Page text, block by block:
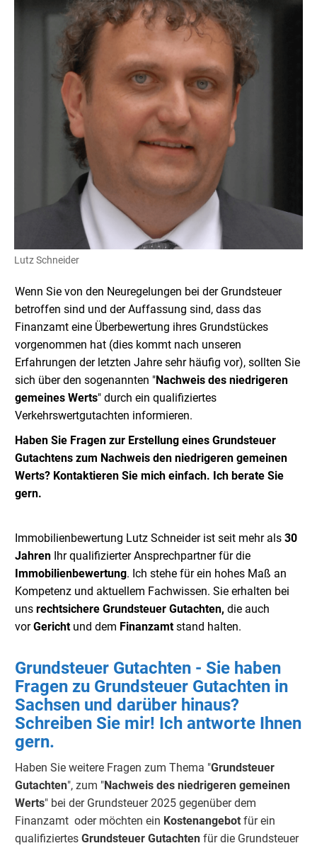
Lutz Schneider
Wenn Sie von den Neuregelungen bei der Grundsteuer
betroffen sind und der Auffassung sind, dass das
Finanzamt eine Überbewertung ihres Grundstückes
vorgenommen hat (dies kommt nach unseren
Erfahrungen der letzten Jahre sehr häufig vor), sollten Sie
sich über den sogenannten "Nachweis des niedrigeren
gemeines Werts" durch ein qualifiziertes
Verkehrswertgutachten informieren.
Haben Sie Fragen zur Erstellung eines Grundsteuer
Gutachtens zum Nachweis den niedrigeren gemeinen
Werts? Kontaktieren Sie mich einfach. Ich berate Sie
gern.
Immobilienbewertung Lutz Schneider ist seit mehr als 30
Jahren Ihr qualifizierter Ansprechpartner für die
Immobilienbewertung. Ich stehe für ein hohes Maß an
Kompetenz und aktuellem Fachwissen. Sie erhalten bei
uns rechtsichere Grundsteuer Gutachten, die auch
vorGerichtund dem Finanzamtstand halten.
Grundsteuer Gutachten - Sie haben
Fragen zu Grundsteuer Gutachten in
Sachsen und darüber hinaus?
Schreiben Sie mir! Ich antworte Ihnen
gern.
Haben Sie weitere Fragen zum Thema "Grundsteuer
Gutachten", zum "Nachweis des niedrigeren gemeinen
Werts" bei der Grundsteuer 2025 gegenüber dem
Finanzamt oder möchten ein Kostenangebot für ein
qualifiziertes Grundsteuer Gutachten für die Grundsteuer